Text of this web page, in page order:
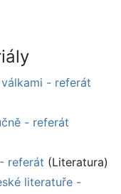
- referát
- referát
referát (Literatura)
literatuře -